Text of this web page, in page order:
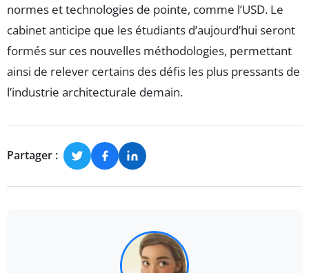
normes et technologies de pointe, comme l’USD. Le
cabinet anticipe que les étudiants d’aujourd’hui seront
formés sur ces nouvelles méthodologies, permettant
ainsi de relever certains des défis les plus pressants de
l’industrie architecturale demain.
Partager :